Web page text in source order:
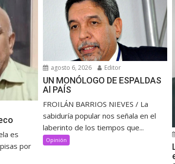
es
por
agosto 6, 2026 Editor
UN MONÓLOGO DE ESPALDAS
Al PAÍS
FROILÁN BARRIOS NIEVES / La
sabiduría popular nos señala en el
laberinto de los tiempos que...
Opinión